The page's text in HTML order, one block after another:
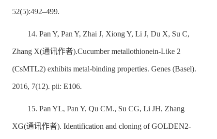
52(5):492–499.
14. Pan Y, Pan Y, Zhai J, Xiong Y, Li J, Du X, Su C,
Zhang X(通讯作者).Cucumber metallothionein-Like 2
(CsMTL2) exhibits metal-binding properties. Genes (Basel).
2016, 7(12). pii: E106.
15. Pan YL, Pan Y, Qu CM., Su CG, Li JH, Zhang
XG(通讯作者). Identification and cloning of GOLDEN2-